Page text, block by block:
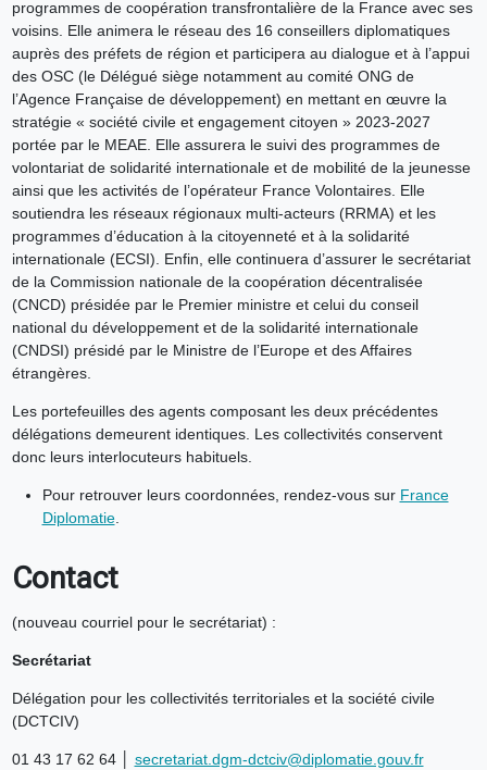
programmes de coopération transfrontalière de la France avec ses
voisins. Elle animera le réseau des 16 conseillers diplomatiques
auprès des préfets de région et participera au dialogue et à l’appui
des OSC (le Délégué siège notamment au comité ONG de
l’Agence Française de développement) en mettant en œuvre la
stratégie « société civile et engagement citoyen » 2023-2027
portée par le MEAE. Elle assurera le suivi des programmes de
volontariat de solidarité internationale et de mobilité de la jeunesse
ainsi que les activités de l’opérateur France Volontaires. Elle
soutiendra les réseaux régionaux multi-acteurs (RRMA) et les
programmes d’éducation à la citoyenneté et à la solidarité
internationale (ECSI). Enfin, elle continuera d’assurer le secrétariat
de la Commission nationale de la coopération décentralisée
(CNCD) présidée par le Premier ministre et celui du conseil
national du développement et de la solidarité internationale
(CNDSI) présidé par le Ministre de l’Europe et des Affaires
étrangères.
Les portefeuilles des agents composant les deux précédentes
délégations demeurent identiques. Les collectivités conservent
donc leurs interlocuteurs habituels.
Pour retrouver leurs coordonnées, rendez-vous sur France
Diplomatie.
Contact
(nouveau courriel pour le secrétariat) :
Secrétariat
Délégation pour les collectivités territoriales et la société civile
(DCTCIV)
01 43 17 62 64 │ secretariat.dgm-dctciv@diplomatie.gouv.fr